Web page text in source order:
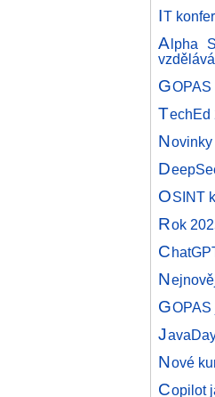
IT
Alpha
G
TechEd
Novinky
D
OSINT
Rok
C
N
GOPAS
J
Nové
Copilot